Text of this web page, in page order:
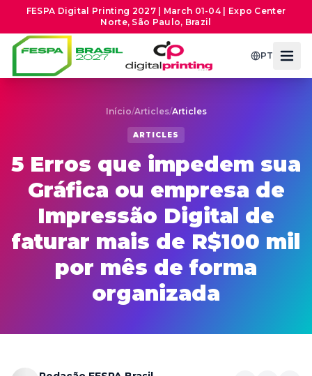
FESPA Digital Printing 2027 | March 01-04 | Expo Center
Norte, São Paulo, Brazil
PT
Início/Articles/Articles
ARTICLES
5 Erros que impedem sua
Gráfica ou empresa de
Impressão Digital de
faturar mais de R$100 mil
por mês de forma
organizada